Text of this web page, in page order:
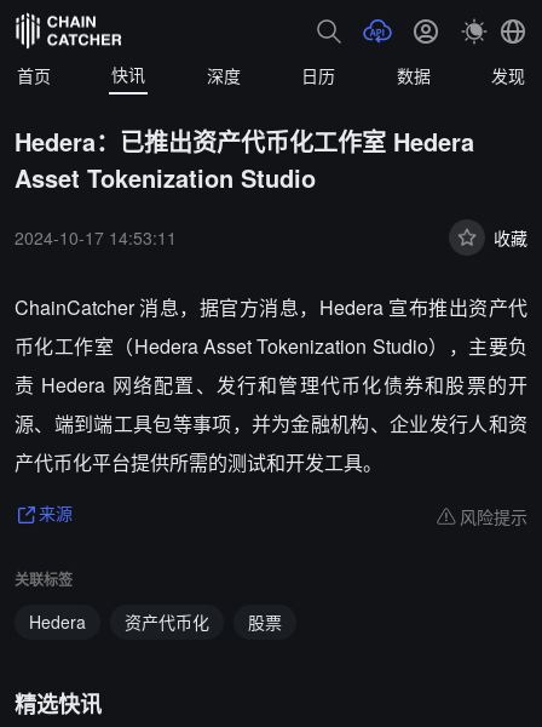
首页 快讯 深度 日历 数据 发现
Hedera：已推出资产代币化工作室 Hedera
Asset Tokenization Studio
2024-10-17 14:53:11 收藏
ChainCatcher 消息， 据官方消息，Hedera 宣布推出资产代
币化工作室（Hedera Asset Tokenization Studio），主要负
责 Hedera 网络配置、发行和管理代币化债券和股票的开
源、端到端工具包等事项，并为金融机构、企业发行人和资
产代币化平台提供所需的测试和开发工具。
来源 风险提示
关联标签
Hedera 资产代币化 股票
精选快讯